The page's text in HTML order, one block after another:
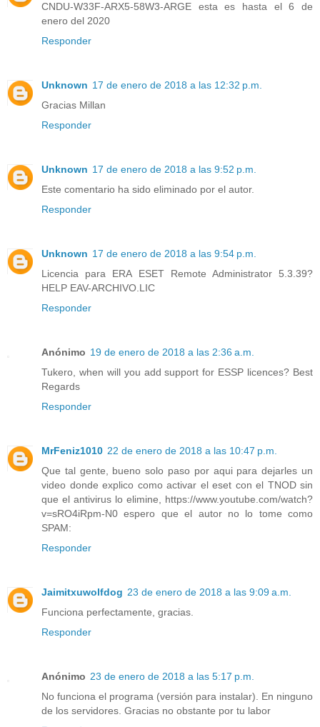
CNDU-W33F-ARX5-58W3-ARGE esta es hasta el 6 de
enero del 2020
Responder
Unknown 17 de enero de 2018 a las 12:32 p.m.
Gracias Millan
Responder
Unknown 17 de enero de 2018 a las 9:52 p.m.
Este comentario ha sido eliminado por el autor.
Responder
Unknown 17 de enero de 2018 a las 9:54 p.m.
Licencia para ERA ESET Remote Administrator 5.3.39?
HELP EAV-ARCHIVO.LIC
Responder
Anónimo 19 de enero de 2018 a las 2:36 a.m.
Tukero, when will you add support for ESSP licences? Best
Regards
Responder
MrFeniz1010 22 de enero de 2018 a las 10:47 p.m.
Que tal gente, bueno solo paso por aqui para dejarles un
video donde explico como activar el eset con el TNOD sin
que el antivirus lo elimine, https://www.youtube.com/watch?
v=sRO4iRpm-N0 espero que el autor no lo tome como
SPAM:
Responder
Jaimitxuwolfdog 23 de enero de 2018 a las 9:09 a.m.
Funciona perfectamente, gracias.
Responder
Anónimo 23 de enero de 2018 a las 5:17 p.m.
No funciona el programa (versión para instalar). En ninguno
de los servidores. Gracias no obstante por tu labor